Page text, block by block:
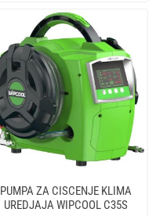
PUMPA ZA CISCENJE KLIMA
UREDJAJA WIPCOOL C35S